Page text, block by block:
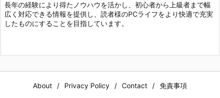
長年の経験により得たノウハウを活かし、初心者から上級者まで幅
広く対応できる情報を提供し、読者様のPCライフをより快適で充実
したものにすることを目指しています。
About Privacy Policy Contact 免責事項